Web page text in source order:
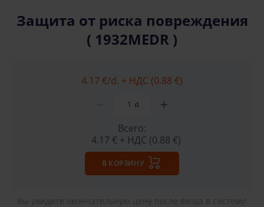
Защита от риска повреждения
( 1932MEDR )
4.17 €/d. + НДС (0.88 €)
d.
Всего:
4.17 € + НДС (0.88 €)
В КОРЗИНУ
Вы увидите окончательную цену после входа в систему!